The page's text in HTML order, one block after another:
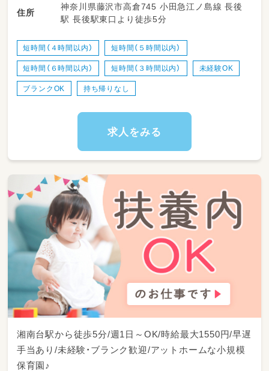
・保育補助業務
・正職員のサポート
・保護者との連携
・簡単な書類（連絡帳） など
住所
神奈川県藤沢市高倉745 小田急江ノ島線 長後
駅 長後駅東口より徒歩5分
短時間（４時間以内） 短時間（５時間以内）
短時間（６時間以内） 短時間（３時間以内） 未経験OK
ブランクOK 持ち帰りなし
求人をみる
湘南台駅から徒歩5分/週1日～OK/時給最大1550円/早遅
手当あり/未経験・ブランク歓迎/アットホームな小規模
保育園♪